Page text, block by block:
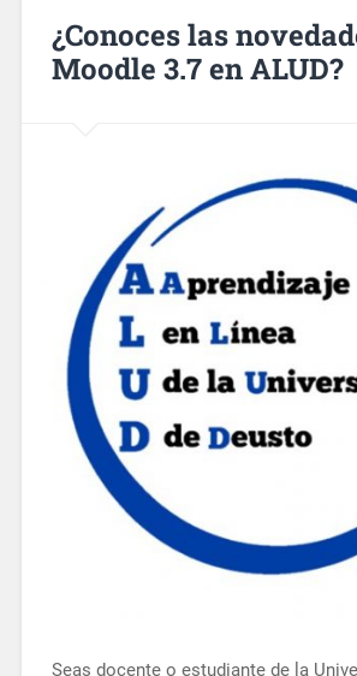
¿Conoces las
Moodle 3.7 en ALUD?
Seas docente o estudiante de la